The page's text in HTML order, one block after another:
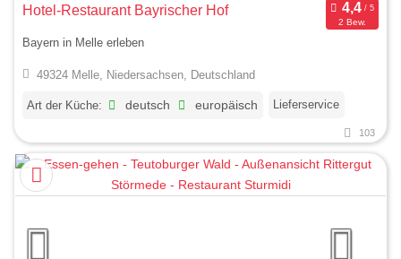
Hotel-Restaurant Bayrischer Hof
2 Bew.
Bayern in Melle erleben
49324 Melle, Niedersachsen, Deutschland
Art der Küche: deutsch europäisch Lieferservice
103